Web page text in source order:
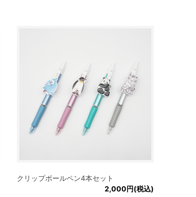
クリップボールペン4本セット
2,000円(税込)